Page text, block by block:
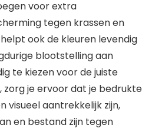
voor extra
tegen krassen en
ook de kleuren levendig
blootstelling aan
te kiezen voor de juiste
je ervoor dat je bedrukte
visueel aantrekkelijk zijn,
en bestand zijn tegen